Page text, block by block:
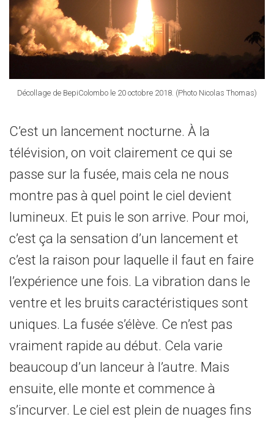
Décollage de BepiColombo le 20 octobre 2018. (Photo Nicolas Thomas)
C’est un lancement nocturne. À la
télévision, on voit clairement ce qui se
passe sur la fusée, mais cela ne nous
montre pas à quel point le ciel devient
lumineux. Et puis le son arrive. Pour moi,
c’est ça la sensation d’un lancement et
c’est la raison pour laquelle il faut en faire
l’expérience une fois. La vibration dans le
ventre et les bruits caractéristiques sont
uniques. La fusée s’élève. Ce n’est pas
vraiment rapide au début. Cela varie
beaucoup d’un lanceur à l’autre. Mais
ensuite, elle monte et commence à
s’incurver. Le ciel est plein de nuages fins